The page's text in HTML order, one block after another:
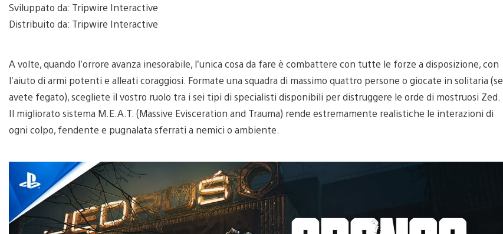
Sviluppato da: Tripwire Interactive
Distribuito da: Tripwire Interactive
A volte, quando l’orrore avanza inesorabile, l’unica cosa da fare è combattere con tutte le forze a disposizione, con
l’aiuto di armi potenti e alleati coraggiosi. Formate una squadra di massimo quattro persone o giocate in solitaria (se
avete fegato), scegliete il vostro ruolo tra i sei tipi di specialisti disponibili per distruggere le orde di mostruosi Zed.
Il migliorato sistema M.E.A.T. (Massive Evisceration and Trauma) rende estremamente realistiche le interazioni di
ogni colpo, fendente e pugnalata sferrati a nemici o ambiente.